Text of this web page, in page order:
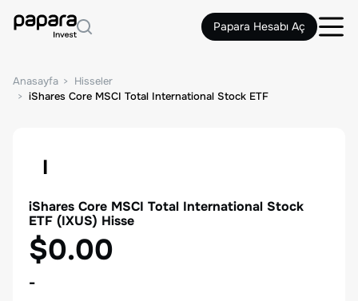
Papara Hesabı Aç
Anasayfa
Hisseler
iShares Core MSCI Total International Stock ETF
I
iShares Core MSCI Total International Stock
ETF (IXUS) Hisse
$0.00
-